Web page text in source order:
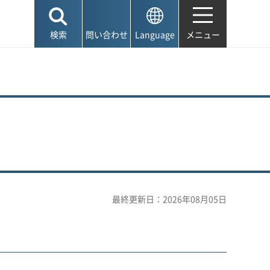
検索 問い合わせ Language メニュー
最終更新日：2026年08月05日